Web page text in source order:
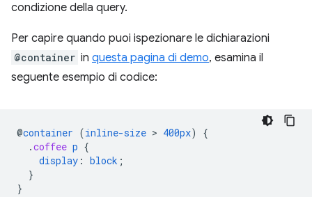
condizione della query.
Per capire quando puoi ispezionare le dichiarazioni
@container in questa pagina di demo, esamina il
seguente esempio di codice:
@container (inline-size > 400px)
{
.coffee p {
display : block ;
}
}